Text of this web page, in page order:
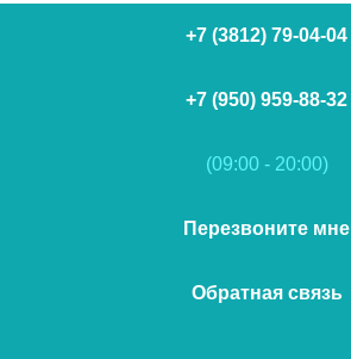
+7 (3812) 79-04-04
+7 (950) 959-88-32
(09:00 - 20:00)
Перезвоните мне
Обратная связь